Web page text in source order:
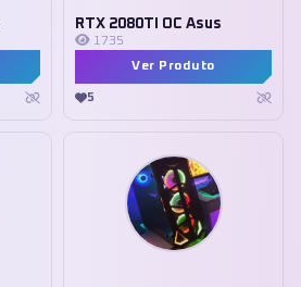
RTX 2080TI OC Asus
1735
Ver Produto
5